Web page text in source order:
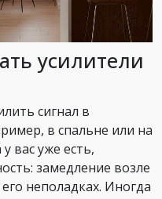
усилители
сигнал в
в спальне или на
вас уже есть,
замедление возле
неполадках. Иногда